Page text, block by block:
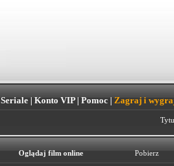
Seriale| Konto VIP| Pomoc| Zagraj i
Oglądaj film online Pobierz